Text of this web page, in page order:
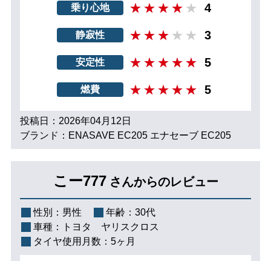
乗り心地 4
静寂性 3
安定性 5
燃費 5
投稿日：2026年04月12日
ブランド：ENASAVE EC205 エナセーブ EC205
こー777 さんからのレビュー
性別： 男性 年齢： 30代
車種：
トヨタ ヤリスクロス
タイヤ使用月数： 5ヶ月